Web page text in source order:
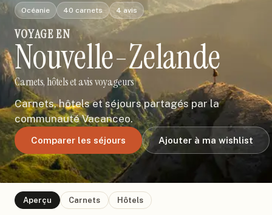
Océanie 40 carnets 4 avis
VOYAGEEN
Nouvelle-Zelande
Carnets, hôtels et avis voyageurs
Carnets, hôtels et séjours partagés par la
communauté Vacanceo.
Comparer les séjours Ajouter à ma wishlist
Aperçu Carnets Hôtels